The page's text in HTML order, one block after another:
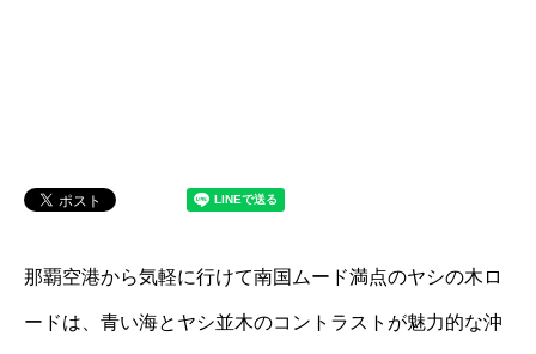
那覇空港から気軽に行けて南国ムード満点のヤシの木ロ
ードは、青い海とヤシ並木のコントラストが魅力的な沖